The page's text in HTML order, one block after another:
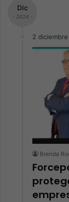
Dic
- 2024 -
2 diciembre
Brenda